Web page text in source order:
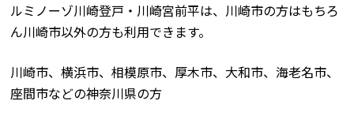
ルミノーゾ川崎登戸・川崎宮前平は、川崎市の方はもちろ
ん川崎市以外の方も利用できます。
川崎市、横浜市、相模原市、厚木市、大和市、海老名市、
座間市などの神奈川県の方